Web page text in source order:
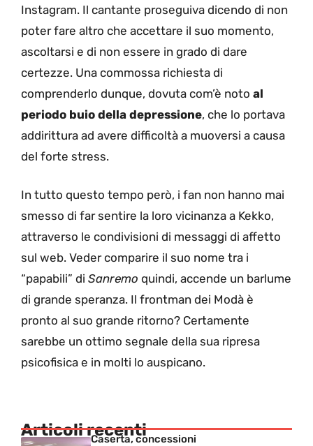
Instagram. Il cantante proseguiva dicendo di non
poter fare altro che accettare il suo momento,
ascoltarsi e di non essere in grado di dare
certezze. Una commossa richiesta di
comprenderlo dunque, dovuta com’è noto al
periodo buio della depressione, che lo portava
addirittura ad avere difficoltà a muoversi a causa
del forte stress.
In tutto questo tempo però, i fan non hanno mai
smesso di far sentire la loro vicinanza a Kekko,
attraverso le condivisioni di messaggi di affetto
sul web. Veder comparire il suo nome tra i
“papabili” di Sanremo quindi, accende un barlume
di grande speranza. Il frontman dei Modà è
pronto al suo grande ritorno? Certamente
sarebbe un ottimo segnale della sua ripresa
psicofisica e in molti lo auspicano.
Articoli recenti
Caserta, concessioni